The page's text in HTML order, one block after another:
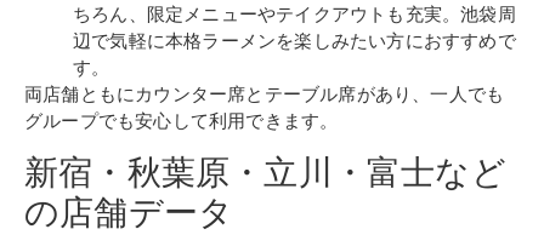
ちろん、限定メニューやテイクアウトも充実。池袋周
辺で気軽に本格ラーメンを楽しみたい方におすすめで
す。
両店舗ともにカウンター席とテーブル席があり、一人でも
グループでも安心して利用できます。
新宿・秋葉原・立川・富士など
の店舗データ